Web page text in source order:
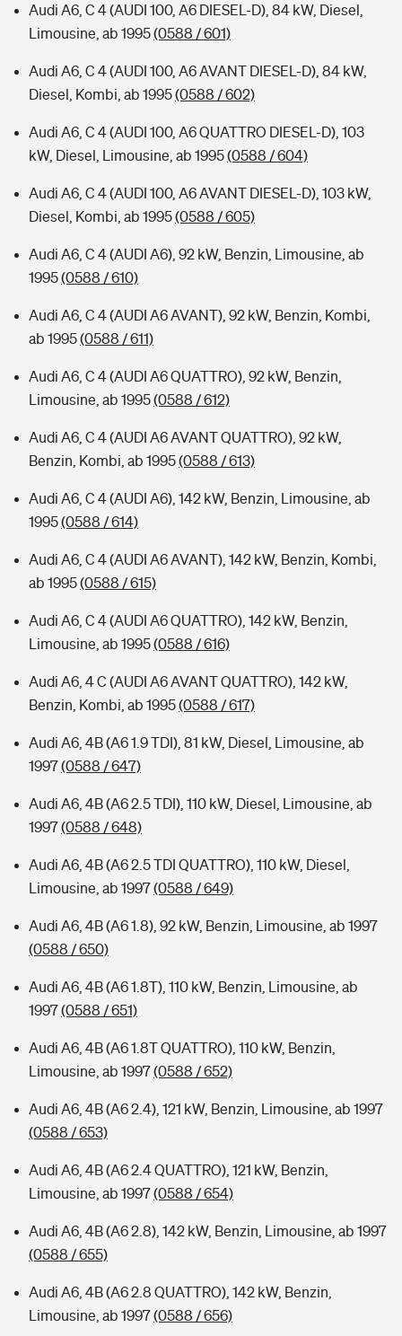
Audi A6, C 4 (AUDI 100, A6 DIESEL-D), 84 kW, Diesel,
Limousine, ab 1995(0588 / 601)
Audi A6, C 4 (AUDI 100, A6 AVANT DIESEL-D), 84 kW,
Diesel, Kombi, ab 1995(0588 / 602)
Audi A6, C 4 (AUDI 100, A6 QUATTRO DIESEL-D), 103
kW, Diesel, Limousine, ab 1995(0588 / 604)
Audi A6, C 4 (AUDI 100, A6 AVANT DIESEL-D), 103 kW,
Diesel, Kombi, ab 1995(0588 / 605)
Audi A6, C 4 (AUDI A6), 92 kW, Benzin, Limousine, ab
1995(0588 / 610)
Audi A6, C 4 (AUDI A6 AVANT), 92 kW, Benzin, Kombi,
ab 1995(0588 / 611)
Audi A6, C 4 (AUDI A6 QUATTRO), 92 kW, Benzin,
Limousine, ab 1995(0588 / 612)
Audi A6, C 4 (AUDI A6 AVANT QUATTRO), 92 kW,
Benzin, Kombi, ab 1995(0588 / 613)
Audi A6, C 4 (AUDI A6), 142 kW, Benzin, Limousine, ab
1995(0588 / 614)
Audi A6, C 4 (AUDI A6 AVANT), 142 kW, Benzin, Kombi,
ab 1995(0588 / 615)
Audi A6, C 4 (AUDI A6 QUATTRO), 142 kW, Benzin,
Limousine, ab 1995(0588 / 616)
Audi A6, 4 C (AUDI A6 AVANT QUATTRO), 142 kW,
Benzin, Kombi, ab 1995(0588 / 617)
Audi A6, 4B (A6 1.9 TDI), 81 kW, Diesel, Limousine, ab
1997(0588 / 647)
Audi A6, 4B (A6 2.5 TDI), 110 kW, Diesel, Limousine, ab
1997(0588 / 648)
Audi A6, 4B (A6 2.5 TDI QUATTRO), 110 kW, Diesel,
Limousine, ab 1997(0588 / 649)
Audi A6, 4B (A6 1.8), 92 kW, Benzin, Limousine, ab 1997
(0588 / 650)
Audi A6, 4B (A6 1.8T), 110 kW, Benzin, Limousine, ab
1997(0588 / 651)
Audi A6, 4B (A6 1.8T QUATTRO), 110 kW, Benzin,
Limousine, ab 1997(0588 / 652)
Audi A6, 4B (A6 2.4), 121 kW, Benzin, Limousine, ab 1997
(0588 / 653)
Audi A6, 4B (A6 2.4 QUATTRO), 121 kW, Benzin,
Limousine, ab 1997(0588 / 654)
Audi A6, 4B (A6 2.8), 142 kW, Benzin, Limousine, ab 1997
(0588 / 655)
Audi A6, 4B (A6 2.8 QUATTRO), 142 kW, Benzin,
Limousine, ab 1997(0588 / 656)